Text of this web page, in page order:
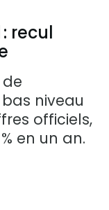
recul
niveau
officiels,
en un an.